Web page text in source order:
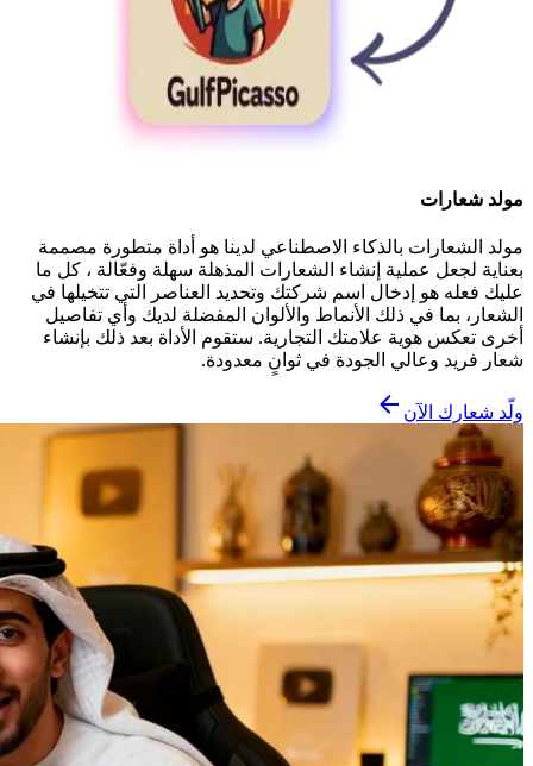
مولد شعارات
مولد الشعارات بالذكاء الاصطناعي لدينا هو أداة متطورة مصممة
بعناية لجعل عملية إنشاء الشعارات المذهلة سهلة وفعّالة ، كل ما
عليك فعله هو إدخال اسم شركتك وتحديد العناصر التي تتخيلها في
الشعار، بما في ذلك الأنماط والألوان المفضلة لديك وأي تفاصيل
أخرى تعكس هوية علامتك التجارية. ستقوم الأداة بعد ذلك بإنشاء
شعار فريد وعالي الجودة في ثوانٍ معدودة.
ولّد شعارك الآن